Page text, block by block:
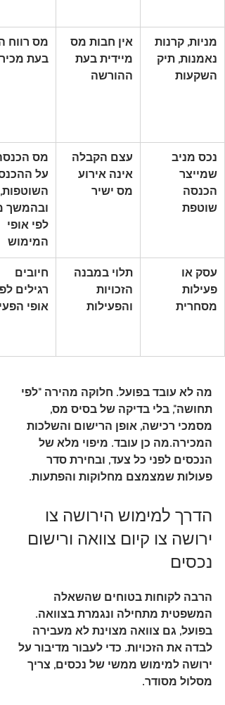
מניות, קרנות
נאמנות, תיק
השקעות
אין חבות מס
מיידית בעת
ההורשה
מס רווח
בעת
נכס מניב
שמייצר
הכנסה
שוטפת
עצם הקבלה
אינה אירוע
מס ישיר
מס
על
ובהמשך
לפי אופי
המימוש
עסק או
פעילות
מסחרית
תלוי במבנה
הזכויות
והפעילות
חיובים
רגילים
אופי
מה לא עובד בפועל. חלוקה מהירה "לפי
תחושה", בלי בדיקה של בסיס מס,
מסמכי רכישה, אופן הרישום והשלכות
המכירה.מה כן עובד. מיפוי מלא של
הנכסים לפני כל צעד, ובחירת סדר
פעולות שמצמצם מחלוקות והפתעות.
הדרך למימוש הירושה צו
ירושה צו קיום צוואה ורישום
נכסים
הרבה לקוחות בטוחים שהשאלה
המשפטית מתחילה ונגמרת בצוואה.
בפועל, גם צוואה מצוינת לא מעבירה
לבדה את הזכויות. כדי לעבור מדיבור על
ירושה למימוש ממשי של נכסים, צריך
מסלול מסודר.